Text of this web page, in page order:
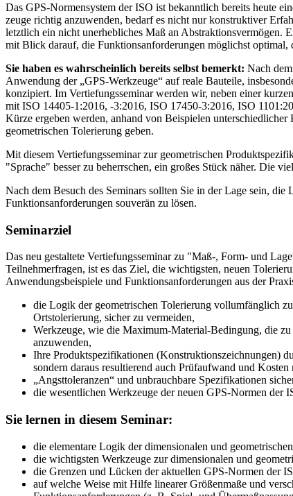
Das GPS-Normensystem der ISO ist bekanntlich bereits heute
zeuge richtig an­zuwenden, bedarf es nicht nur kon­struktiver
letztlich ein nicht unerheb­liches Maß an Abstrak­tionsvermö­gen.
mit Blick darauf, die Funktions­anforderungen möglichst
Sie haben es wahrscheinlich bereits selbst bemerkt: Nach
Anwendung der „GPS-Werkzeuge“ auf reale Bauteile,
konzipiert. Im Vertiefungsseminar werden wir, neben einer
mit ISO 14405-1:2016, -3:2016, ISO 17450-3:2016, ISO
Kürze ergeben werden, anhand von Beispielen
geometrischen Tolerierung geben.
Mit diesem Vertiefungsseminar zur geometrischen
"Sprache" besser zu beherrschen, ein großes Stück näher. Die
Nach dem Besuch des Seminars sollten Sie in der Lage sein,
Funktionsanforderungen souverän zu lösen.
Seminarziel
Das neu gestaltete Vertiefungsseminar zu "Maß-, Form- und
Teilnehmer­fragen, ist es das Ziel, die wichtigsten, neuen
Anwendungsbeispiele und Funktionsanforderungen aus der
die Logik der geometrischen Tolerierung vollumfänglich
Ortstolerierung, sicher zu vermeiden,
Werkzeuge, wie die Maximum-Material-Bedingung, die
anzuwenden,
Ihre Produktspezifikationen (Konstruktionszeichnungen)
sondern daraus resultierend auch Prüfaufwand und
„Angsttoleranzen“ und unbrauchbare Spezifikationen
die wesentlichen Werkzeuge der neuen GPS-Normen
Sie lernen in diesem Seminar:
die elementare Logik der dimensionalen und
die wichtigsten Werkzeuge zur dimensio­nalen und
die Grenzen und Lücken der aktuellen GPS-Normen der
auf welche Weise mit Hilfe linearer Größenmaße und